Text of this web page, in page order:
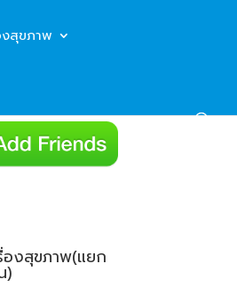
งสุขภาพ
องสุขภาพ(แยก
)